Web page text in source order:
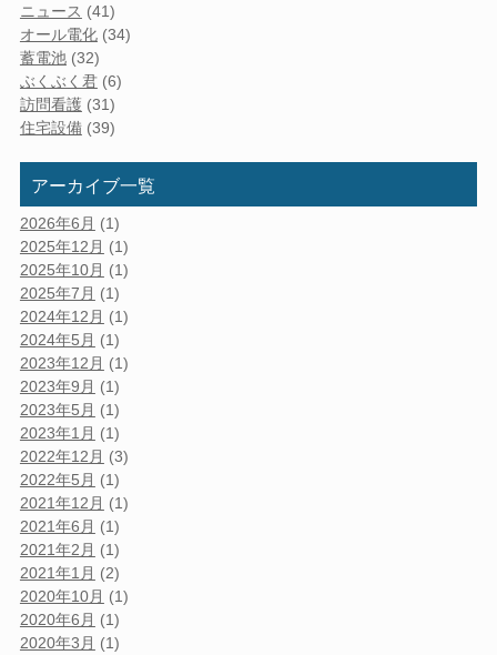
ニュース (41)
オール電化(34)
蓄電池(32)
ぶくぶく君(6)
訪問看護 (31)
住宅設備(39)
アーカイブ一覧
2026年6月 (1)
2025年12月 (1)
2025年10月 (1)
2025年7月 (1)
2024年12月 (1)
2024年5月 (1)
2023年12月 (1)
2023年9月 (1)
2023年5月 (1)
2023年1月 (1)
2022年12月 (3)
2022年5月 (1)
2021年12月 (1)
2021年6月 (1)
2021年2月 (1)
2021年1月 (2)
2020年10月 (1)
2020年6月 (1)
2020年3月 (1)